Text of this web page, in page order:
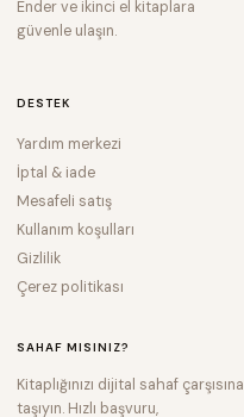
Ender ve ikinci el kitaplara
güvenle ulaşın.
DESTEK
Yardım merkezi
İptal & iade
Mesafeli satış
Kullanım koşulları
Gizlilik
Çerez politikası
SAHAF MISINIZ?
Kitaplığınızı dijital sahaf çarşısına
taşıyın. Hızlı başvuru,